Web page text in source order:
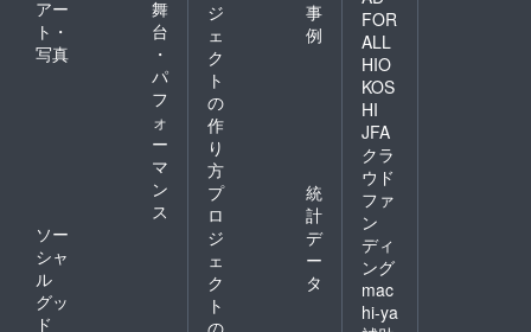
アー
ト・
写真
舞
台
・
パ
フ
ォ
ー
マ
ン
ス
ソー
シャ
ル
グッ
ド
ジ
ェ
ク
ト
の
作
り
方
事
例
プ
ロ
ジ
ェ
ク
ト
統
計
デ
ー
タ
FOR
ALL
HIO
KOS
HI
JFA
クラ
ウド
ファ
ン
ディ
ング
mac
hi-ya